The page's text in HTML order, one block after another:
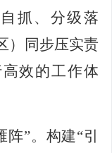
抓、分级落
）同步压实责
效的工作体
阵”。 构建“引